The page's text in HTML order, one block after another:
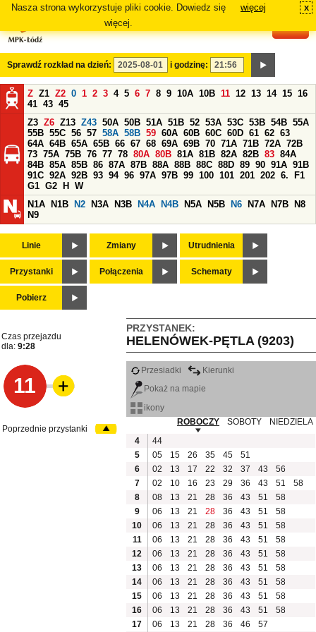
Nasza strona wykorzystuje pliki cookie. Dowiedz się
więcej.
więcej x
Sprawdź rozkład na dzień: i godzinę:
Z Z1 Z2 0 1 2 3 4 5 6 7 8 9 10A 10B 11 12 13 14 15 16
41 43 45
Z3 Z6 Z13 Z43 50A 50B 51A 51B 52 53A 53C 53B 54B 55A
55B 55C 56 57 58A 58B 59 60A 60B 60C 60D 61 62 63
64A 64B 65A 65B 66 67 68 69A 69B 70 71A 71B 72A 72B
73 75A 75B 76 77 78 80A 80B 81A 81B 82A 82B 83 84A
84B 85A 85B 86 87A 87B 88A 88B 88C 88D 89 90 91A 91B
91C 92A 92B 93 94 96 97A 97B 99 100 101 201 202 6.
F1
G1 G2 H
W
N1A
N1B N2 N3A N3B N4A N4B N5A N5B N6 N7A N7B
N8
N9
Linie Zmiany Utrudnienia
Przystanki Połączenia Schematy
Pobierz
PRZYSTANEK:
HELENÓWEK-PĘTLA (9203)
Czas przejazdu
dla: 9:28
11
Przesiadki
Kierunki
Pokaż na mapie
ikony
ROBOCZY
SOBOTY
NIEDZIELA
4
44
5
05 15 26 35 45
51
6
02 13 17 22 32 37 43
56
7
02 10 16 23 29 36 43 51
58
8
08 13 21 28 36 43 51
58
9
06 13 21 28 36 43 51
58
10
06 13 21 28 36 43 51
58
11
06 13 21 28 36 43 51
58
12
06 13 21 28 36 43 51
58
13
06 13 21 28 36 43 51
58
14
06 13 21 28 36 43 51
58
15
06 13 21 28 36 43 51
58
16
06 13 21 28 36 43 51
58
17
06 13 21 28 36 46 57
Poprzednie przystanki